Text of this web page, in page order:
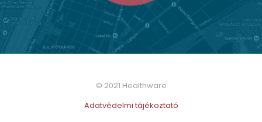
© 2021 Healthware
Adatvédelmi tájékoztató